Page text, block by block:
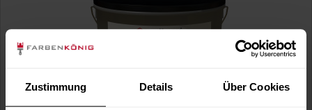
Zustimmung Details Über Cookies